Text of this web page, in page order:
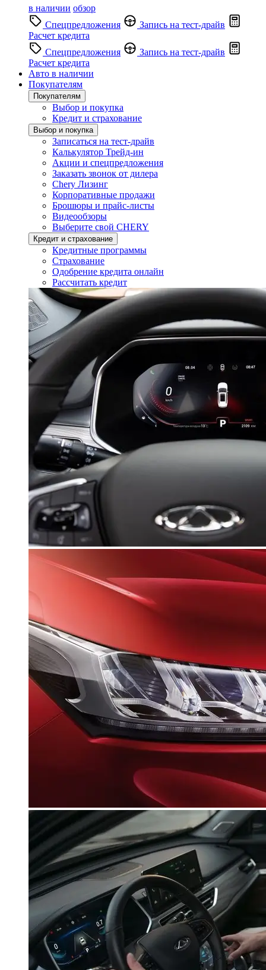
в наличии обзор
Спецпредложения
Запись на тест-драйв
Расчет кредита
Спецпредложения
Запись на тест-драйв
Расчет кредита
Авто в наличии
Покупателям
Покупателям
Выбор и покупка
Кредит и страхование
Выбор и покупка
Записаться на тест-драйв
Калькулятор Трейд-ин
Акции и спецпредложения
Заказать звонок от дилера
Chery Лизинг
Корпоративные продажи
Брошюры и прайс-листы
Видеообзоры
Выберите свой CHERY
Кредит и страхование
Кредитные программы
Страхование
Одобрение кредита онлайн
Рассчитать кредит